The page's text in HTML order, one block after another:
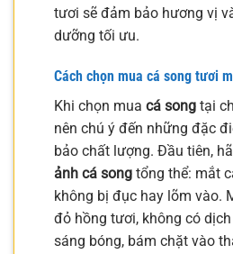
tươi sẽ đảm bảo hương vị
dưỡng tối ưu.
Cách chọn mua cá song tươi
Khi chọn mua cá song tại
nên chú ý đến những đặc
bảo chất lượng. Đầu tiên,
ảnh cá song tổng thể: mắt
không bị đục hay lõm vào.
đỏ hồng tươi, không có
sáng bóng, bám chặt vào